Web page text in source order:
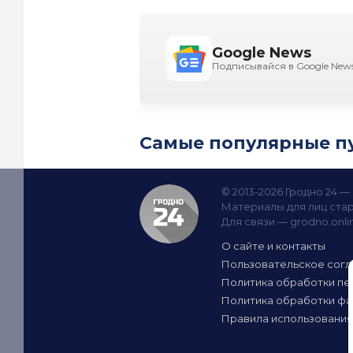
Google News
Подписывайся в Google
Самые популярные
© 2013-2026 Гродно 24
Материалы для лиц
Для связи —
О сайте и контакты
Пользовательское
Политика обработки
Политика обработки
Правила